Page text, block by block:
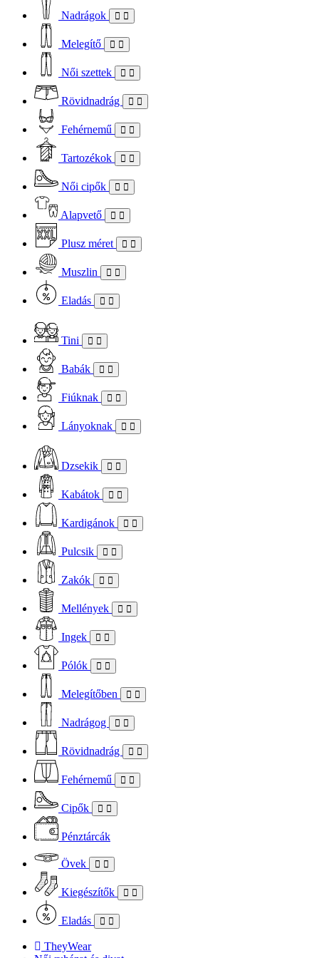
Nadrágok
Melegítő
Női szettek
Rövidnadrág
Fehérnemű
Tartozékok
Női cipők
Alapvető
Plusz méret
Muszlin
Eladás
Tini
Babák
Fiúknak
Lányoknak
Dzsekik
Kabátok
Kardigánok
Pulcsik
Zakók
Mellények
Ingek
Pólók
Melegítőben
Nadrágog
Rövidnadrág
Fehérnemű
Cipők
Pénztárcák
Övek
Kiegészítők
Eladás
TheyWear